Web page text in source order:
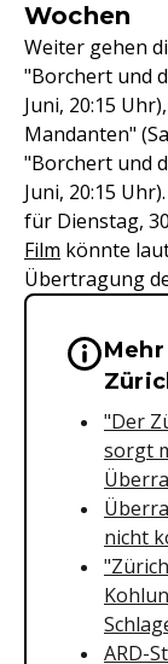
Wochen
Weiter gehen
"Borchert und
Juni, 20:15
Mandanten"
"Borchert und
Juni, 20:15
für Dienstag,
Film könnte
Übertragung
"Der
sorgt
nicht
ARD-